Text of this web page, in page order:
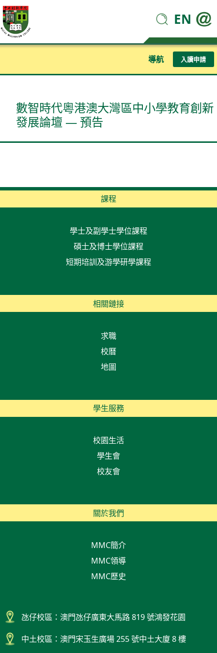
EN
導航 入讀申請
數智時代粵港澳大灣區中小學教育創新
發展論壇 — 預告
課程
學士及副學士學位課程
碩士及博士學位課程
短期培訓及游學研學課程
相關鏈接
求職
校曆
地圖
學生服務
校園生活
學生會
校友會
關於我們
MMC簡介
MMC領導
MMC歷史
氹仔校區：澳門氹仔廣東大馬路 819 號鴻發花園
中土校區：澳門宋玉生廣場 255 號中土大廈 8 樓